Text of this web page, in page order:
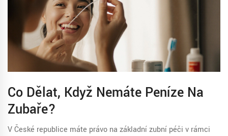
Co Dělat, Když Nemáte Peníze Na
Zubaře?
V České republice máte právo na základní zubní péči v rámci